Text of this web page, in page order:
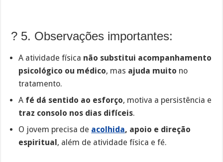
? 5. Observações importantes:
A atividade física não substitui acompanhamento
psicológico ou médico, mas ajuda muito no
tratamento.
A fé dá sentido ao esforço, motiva a persistência e
traz consolo nos dias difíceis.
O jovem precisa de acolhida, apoio e direção
espiritual, além de atividade física e fé.